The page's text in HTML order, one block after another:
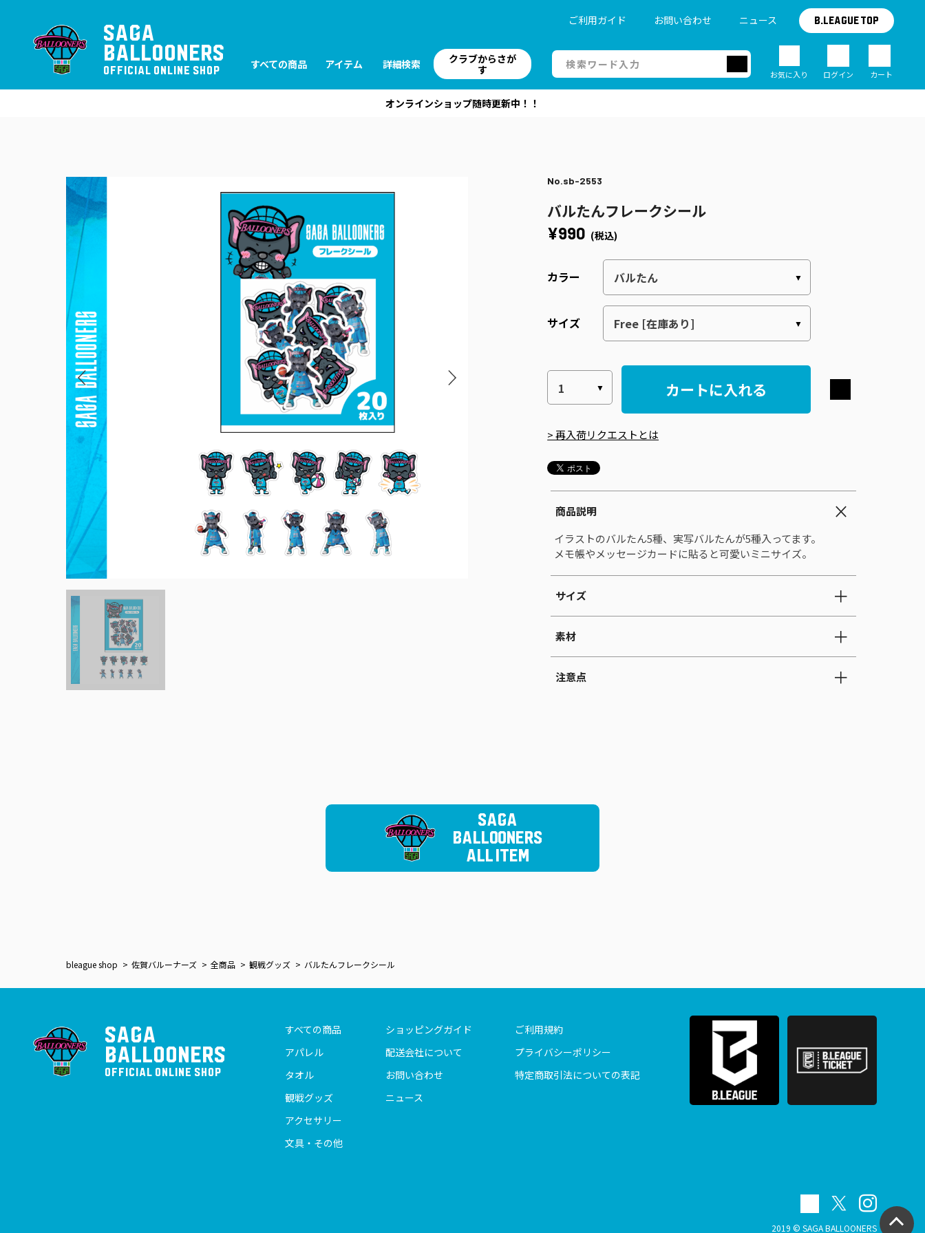
SAGA
BALLOONERS
OFFICIAL ONLINE SHOP すべての商品 アイテム 詳細検索
クラブからさが
す
ご利用ガイド お問い合わせ ニュース B.LEAGUE TOP
お気に入り ログイン カート
オンラインショップ随時更新中！！
No.sb-2553
バルたんフレークシール
¥990 (税込)
カラー
サイズ
カートに入れる
> 再入荷リクエストとは
商品説明
イラストのバルたん5種、実写バルたんが5種入ってます。
メモ帳やメッセージカードに貼ると可愛いミニサイズ。
サイズ
素材
注意点
SAGA
BALLOONERS
ALL ITEM
bleague shop 佐賀バルーナーズ 全商品 観戦グッズ バルたんフレークシール
SAGA
BALLOONERS
OFFICIAL ONLINE SHOP
すべての商品
アパレル
タオル
観戦グッズ
アクセサリー
文具・その他
ショッピングガイド
配送会社について
お問い合わせ
ニュース
ご利用規約
プライバシーポリシー
特定商取引法についての表記
2019 © SAGA BALLOONERS